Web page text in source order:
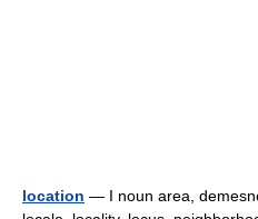
location — I noun area,